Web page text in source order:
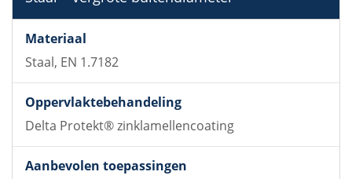
Staal, EN 1.7182
Delta Protekt® zinklamellencoating